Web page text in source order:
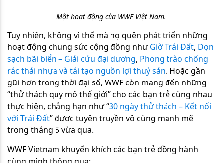
Một hoạt động của WWF Việt Nam.
Tuy nhiên, không vì thế mà họ quên phát triển những
hoạt động chung sức cộng đồng như Giờ Trái Đất, Dọn
sạch bãi biển – Giải cứu đại dương, Phong trào chống
rác thải nhựa và tái tạo nguồn lợi thuỷ sản. Hoặc gần
gũi hơn trong thời đại số, WWF còn mang đến những
“thử thách quy mô thế giới” cho các bạn trẻ cùng nhau
thực hiện, chẳng hạn như “30 ngày thử thách – Kết nối
với Trái Đất” được tuyên truyền vô cùng mạnh mẽ
trong tháng 5 vừa qua.
WWF Vietnam khuyến khích các bạn trẻ đồng hành